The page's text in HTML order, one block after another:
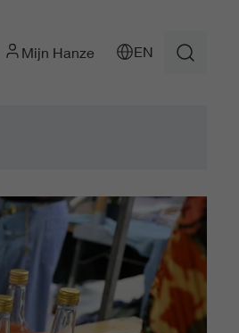
Mijn Hanze EN